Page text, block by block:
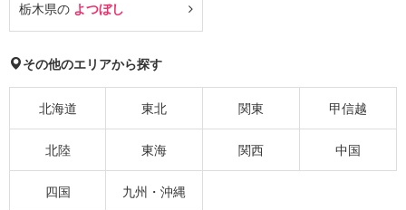
栃木県の よつぼし
その他のエリアから探す
北海道 東北 関東 甲信越
北陸 東海 関西 中国
四国 九州・沖縄